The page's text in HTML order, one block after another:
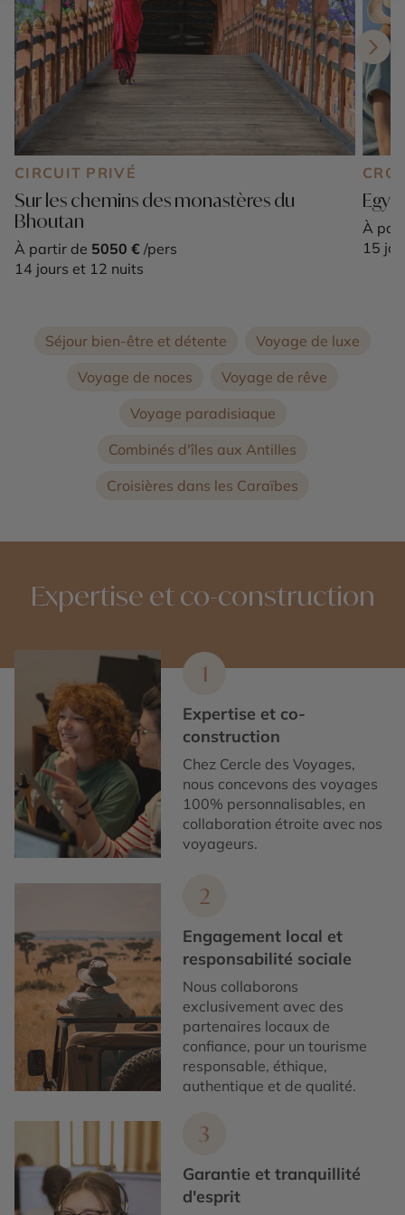
CIRCUIT PRIVÉ
Sur les chemins des monastères du
Bhoutan
À partir de 5050 € /pers
14 jours et 12 nuits
À
15
Séjour bien-être et détente
Voyage de luxe
Voyage de noces
Voyage de rêve
Voyage paradisiaque
Combinés d'îles aux Antilles
Croisières dans les Caraïbes
Expertise et co-construction
1
Expertise et co-
construction
Chez Cercle des Voyages,
nous concevons des voyages
100% personnalisables, en
collaboration étroite avec nos
voyageurs.
2
Engagement local et
responsabilité sociale
Nous collaborons
exclusivement avec des
partenaires locaux de
confiance, pour un tourisme
responsable, éthique,
authentique et de qualité.
3
Garantie et tranquillité
d'esprit